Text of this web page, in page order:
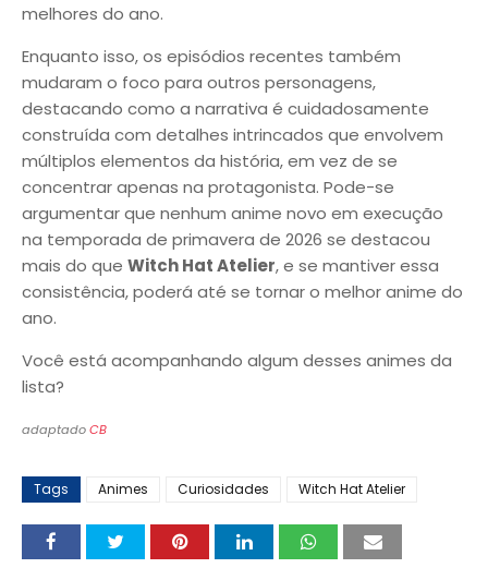
melhores do ano.
Enquanto isso, os episódios recentes também
mudaram o foco para outros personagens,
destacando como a narrativa é cuidadosamente
construída com detalhes intrincados que envolvem
múltiplos elementos da história, em vez de se
concentrar apenas na protagonista. Pode-se
argumentar que nenhum anime novo em execução
na temporada de primavera de 2026 se destacou
mais do que Witch Hat Atelier, e se mantiver essa
consistência, poderá até se tornar o melhor anime do
ano.
Você está acompanhando algum desses animes da
lista?
adaptadoCB
Tags Animes Curiosidades Witch Hat Atelier